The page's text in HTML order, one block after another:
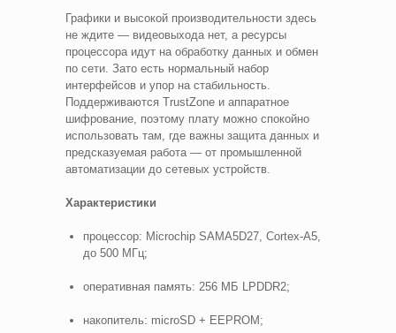
Графики и высокой производительности здесь
не ждите — видеовыхода нет, а ресурсы
процессора идут на обработку данных и обмен
по сети. Зато есть нормальный набор
интерфейсов и упор на стабильность.
Поддерживаются TrustZone и аппаратное
шифрование, поэтому плату можно спокойно
использовать там, где важны защита данных и
предсказуемая работа — от промышленной
автоматизации до сетевых устройств.
Характеристики
процессор: Microchip SAMA5D27, Cortex-A5,
до 500 МГц;
оперативная память: 256 МБ LPDDR2;
накопитель: microSD + EEPROM;